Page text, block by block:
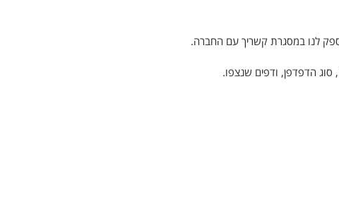
לנו במסגרת קשריך עם החברה.